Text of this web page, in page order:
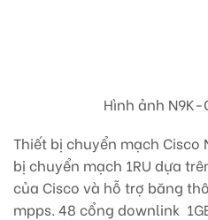
Hình ảnh N9K-
Thiết bị chuyển mạch Cisco
bị chuyển mạch 1RU dựa
của Cisco và hỗ trợ băng
mpps. 48 cổng downlink